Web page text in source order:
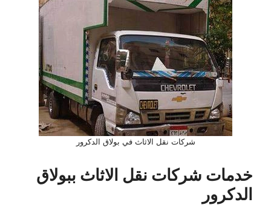
شركات نقل الاثاث في بولاق الدكرور
خدمات شركات نقل الاثاث ببولاق
الدكرور